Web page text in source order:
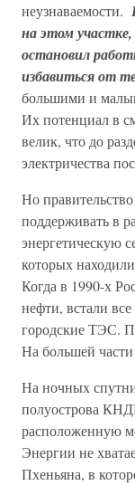
неузнаваемости.
на этом участке,
остановил
избавиться от
большими и
Их потенциал в
велик, что до
электричества
Но
поддерживать в
энергетическую
которых
Когда в 1990-х
нефти, встали
городские ТЭС.
На большей
На ночных
полуострова
расположенную
Энергии не
Пхеньяна, в